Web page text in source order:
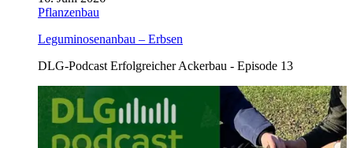
Pflanzenbau
Leguminosenanbau – Erbsen
DLG-Podcast Erfolgreicher Ackerbau - Episode 13